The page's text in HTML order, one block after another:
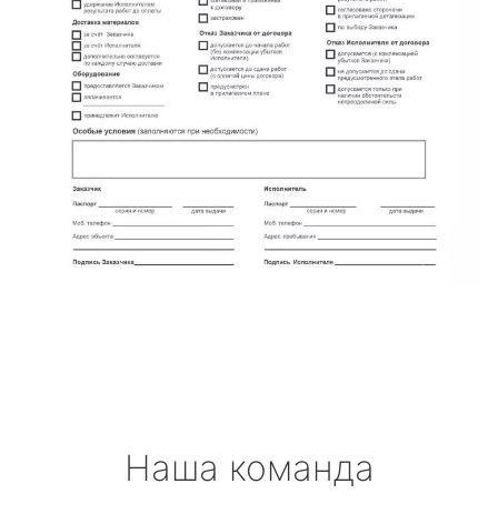
Наша команда